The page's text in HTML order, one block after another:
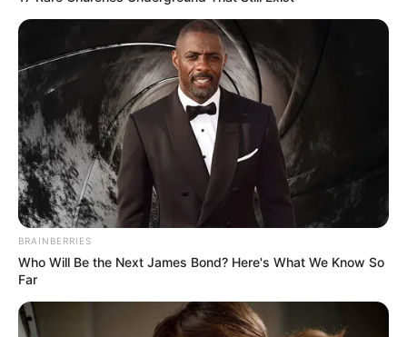
Posted
in
Friss hírek
Forsthoffer Ágnes ezzel a
tettével máris a Tisza
legnépszerűbb politikusává vált!
bySzerző
BRAINBERRIES
Who Will Be the Next James Bond? Here's What We Know So
Far